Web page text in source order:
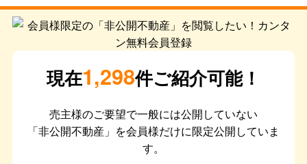
現在1,298件ご紹介可能！
売主様のご要望で一般には公開していない
「非公開不動産」を会員様だけに限定公開していま
す。